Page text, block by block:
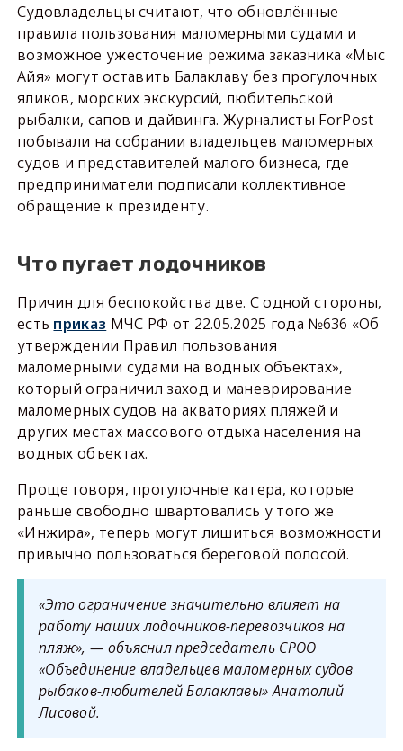
Судовладельцы считают, что обновлённые
правила пользования маломерными судами и
возможное ужесточение режима заказника «Мыс
Айя» могут оставить Балаклаву без прогулочных
яликов, морских экскурсий, любительской
рыбалки, сапов и дайвинга. Журналисты ForPost
побывали на собрании владельцев маломерных
судов и представителей малого бизнеса, где
предприниматели подписали коллективное
обращение к президенту.
Что пугает лодочников
Причин для беспокойства две. С одной стороны,
есть приказ МЧС РФ от 22.05.2025 года №636 «Об
утверждении Правил пользования
маломерными судами на водных объектах»,
который ограничил заход и маневрирование
маломерных судов на акваториях пляжей и
других местах массового отдыха населения на
водных объектах.
Проще говоря, прогулочные катера, которые
раньше свободно швартовались у того же
«Инжира», теперь могут лишиться возможности
привычно пользоваться береговой полосой.
«Это ограничение значительно влияет на
работу наших лодочников-перевозчиков на
пляж», — объяснил председатель СРОО
«Объединение владельцев маломерных судов
рыбаков-любителей Балаклавы» Анатолий
Лисовой.